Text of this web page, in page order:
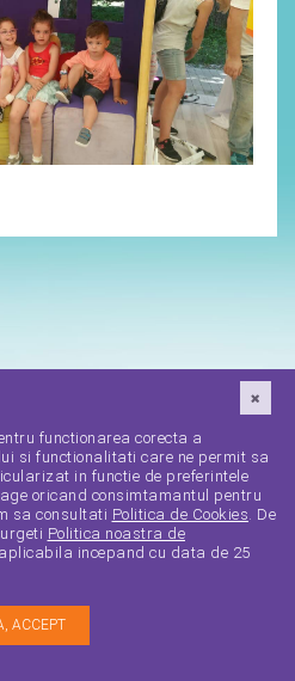
functionarea corecta a
si functionalitati care ne permit sa
in functie de preferintele
oricand consimtamantul pentru
sa consultati Politica de Cookies. De
Politica noastra de
incepand cu data de 25
ACCEPT